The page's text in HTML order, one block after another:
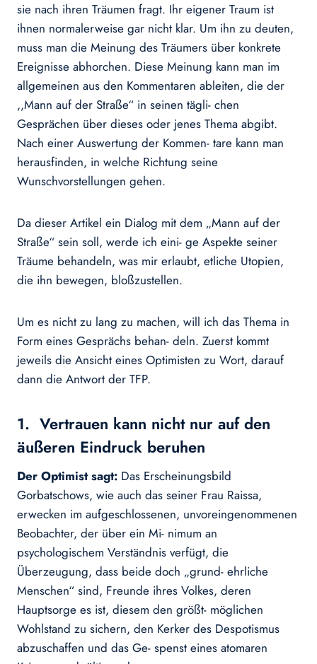
sie nach ihren Träumen fragt. Ihr eigener Traum ist
ihnen normalerweise gar nicht klar. Um ihn zu deuten,
muss man die Meinung des Träumers über konkrete
Ereignisse abhorchen. Diese Meinung kann man im
allgemeinen aus den Kommentaren ableiten, die der
,,Mann auf der Straße“ in seinen tägli- chen
Gesprächen über dieses oder jenes Thema abgibt.
Nach einer Auswertung der Kommen- tare kann man
herausfinden, in welche Richtung seine
Wunschvorstellungen gehen.
Da dieser Artikel ein Dialog mit dem „Mann auf der
Straße“ sein soll, werde ich eini- ge Aspekte seiner
Träume behandeln, was mir erlaubt, etliche Utopien,
die ihn bewegen, bloßzustellen.
Um es nicht zu lang zu machen, will ich das Thema in
Form eines Gesprächs behan- deln. Zuerst kommt
jeweils die Ansicht eines Optimisten zu Wort, darauf
dann die Antwort der TFP.
1. Vertrauen kann nicht nur auf den
äußeren Eindruck beruhen
Der Optimist sagt: Das Erscheinungsbild
Gorbatschows, wie auch das seiner Frau Raissa,
erwecken im aufgeschlossenen, unvoreingenommenen
Beobachter, der über ein Mi- nimum an
psychologischem Verständnis verfügt, die
Überzeugung, dass beide doch „grund- ehrliche
Menschen“ sind, Freunde ihres Volkes, deren
Hauptsorge es ist, diesem den größt- möglichen
Wohlstand zu sichern, den Kerker des Despotismus
abzuschaffen und das Ge- spenst eines atomaren